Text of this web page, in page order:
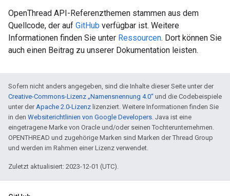
OpenThread API-Referenzthemen stammen aus dem
Quellcode, der auf GitHub verfügbar ist. Weitere
Informationen finden Sie unter Ressourcen. Dort können Sie
auch einen Beitrag zu unserer Dokumentation leisten.
Sofern nicht anders angegeben, sind die Inhalte dieser Seite unter der
Creative-Commons-Lizenz „Namensnennung 4.0“ und die Codebeispiele
unter derApache 2.0-Lizenz lizenziert. Weitere Informationen finden Sie
in den Websiterichtlinien von Google Developers. Java ist eine
eingetragene Marke von Oracle und/oder seinen Tochterunternehmen.
OPENTHREAD und zugehörige Marken sind Marken der Thread Group
und werden im Rahmen einer Lizenz verwendet.
Zuletzt aktualisiert: 2023-12-01 (UTC).